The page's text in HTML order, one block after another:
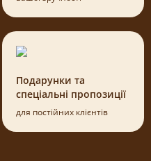
Подарунки та
спеціальні пропозиції
для постійних клієнтів